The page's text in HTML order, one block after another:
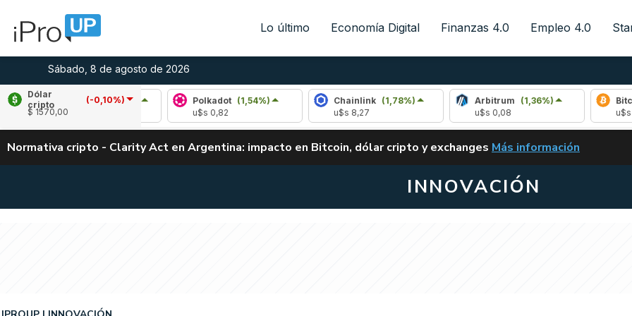
Lo último Economía Digital Finanzas 4.0 Empleo 4.0
Sábado, 8 de agosto de 2026
Dólar
cripto
(-0,10%)
$ 1570,00
Avalanche
(2,28%)
u$s 6,53
Polkadot
(1,54%)
Chainlink (1,78%)
Arbitrum (1,36%)
Bitcoin
u$s
Normativa cripto - Clarity Act en Argentina: impacto en Bitcoin, dólar cripto y exchanges CLARITY ACT EN
Más información
INNOVACIÓN